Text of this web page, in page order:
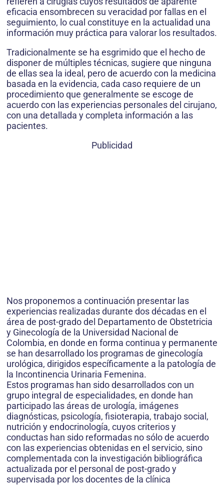
eficacia ensombrecen su veracidad por fallas en el
seguimiento, lo cual constituye en la actualidad una
información muy práctica para valorar los resultados.
Tradicionalmente se ha esgrimido que el hecho de
disponer de múltiples técnicas, sugiere que ninguna
de ellas sea la ideal, pero de acuerdo con la medicina
basada en la evidencia, cada caso requiere de un
procedimiento que generalmente se escoge de
acuerdo con las experiencias personales del cirujano,
con una detallada y completa información a las
pacientes.
Publicidad
Nos proponemos a continuación presentar las
experiencias realizadas durante dos décadas en el
área de post-grado del Departamento de Obstetricia
y Ginecología de la Universidad Nacional de
Colombia, en donde en forma continua y permanente
se han desarrollado los programas de ginecología
urológica, dirigidos específicamente a la patología de
la Incontinencia Urinaria Femenina.
Estos programas han sido desarrollados con un
grupo integral de especialidades, en donde han
participado las áreas de urología, imágenes
diagnósticas, psicología, fisioterapia, trabajo social,
nutrición y endocrinología, cuyos criterios y
conductas han sido reformadas no sólo de acuerdo
con las experiencias obtenidas en el servicio, sino
complementada con la investigación bibliográfica
actualizada por el personal de post-grado y
supervisada por los docentes de la clínica